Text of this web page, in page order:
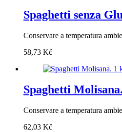
Spaghetti senza
Conservare a temperatura
58,73 Kč
Spaghetti
Conservare a temperatura
62,03 Kč